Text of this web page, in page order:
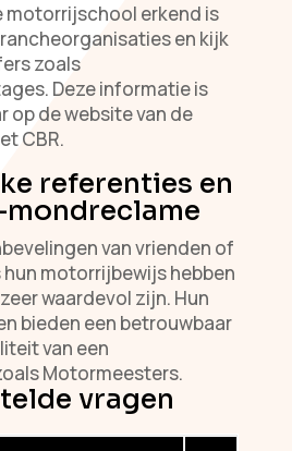
motorrijschool erkend is
en kijk
zoals
Deze informatie is
op de website van de
CBR.
referenties en
van vrienden of
motorrijbewijs hebben
waardevol zijn. Hun
bieden een betrouwbaar
van een
Motormeesters.
vragen